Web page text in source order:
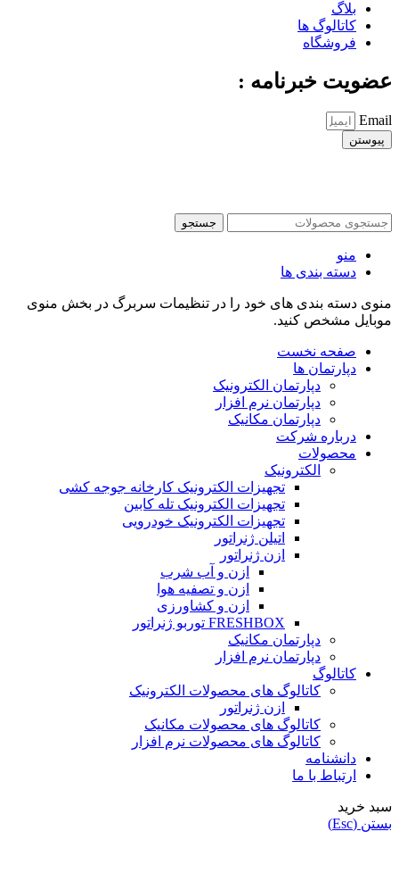
بلاگ
کاتالوگ ها
فروشگاه
عضویت خبرنامه :
Email
پیوستن
جستجو
منو
دسته بندی ها
منوی دسته بندی های خود را در تنظیمات سربرگ در بخش منوی
موبایل مشخص کنید.
صفحه نخست
دپارتمان ها
دپارتمان الکترونیک
دپارتمان نرم افزار
دپارتمان مکانیک
درباره شرکت
محصولات
الکترونیک
تجهیزات الکترونیک کارخانه جوجه کشی
تجهیزات الکترونیک تله کابین
تجهیزات الکترونیک خودرویی
اتیلن ژنراتور
ازن ژنراتور
ازن و آب شرب
ازن و تصفیه هوا
ازن و کشاورزی
FRESHBOX توربو ژنراتور
دپارتمان مکانیک
دپارتمان نرم افزار
کاتالوگ
کاتالوگ های محصولات الکترونیک
ازن ژنراتور
کاتالوگ های محصولات مکانیک
کاتالوگ های محصولات نرم افزار
دانشنامه
ارتباط با ما
سبد خرید
بستن (Esc)